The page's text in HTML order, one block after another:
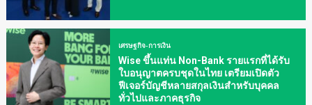
เศรษฐกิจ-การเงิน
Wise ขึ้นแท่น Non-Bank รายแรกที่ได้รับ
ใบอนุญาตครบชุดในไทย เตรียมเปิดตัว
ฟีเจอร์บัญชีหลายสกุลเงินสำหรับบุคคล
ทั่วไปและภาคธุรกิจ